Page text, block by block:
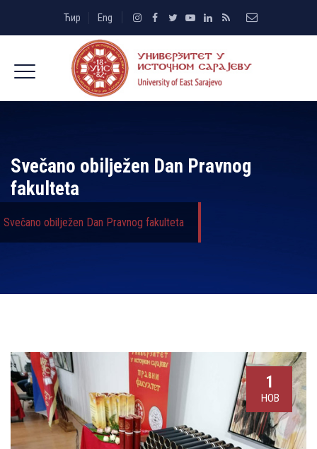
Ћир Eng
Svečano obilјežen Dan Pravnog
fakulteta
Svečano obilјežen Dan Pravnog fakulteta
1
НОВ